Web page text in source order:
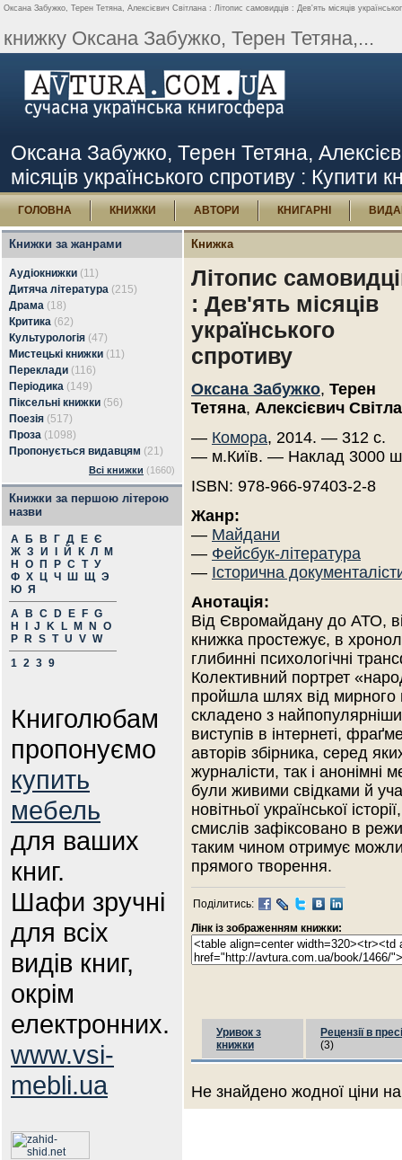
Оксана Забужко, Терен Тетяна, Алексієвич Світлана : Літопис самовидців : Дев'ять місяців
книжку Оксана Забужко, Терен Тетяна,...
Оксана Забужко, Терен Тетяна,
місяців українського спротиву : Купити
ГОЛОВНА КНИЖКИ АВТОРИ КНИГАРНІ
Книжки за жанрами
Аудіокнижки (11)
Дитяча література (215)
Драма (18)
Критика (62)
Культурологія (47)
Мистецькі книжки (11)
Переклади (116)
Періодика (149)
Піксельні книжки (56)
Поезія (517)
Проза (1098)
Пропонується видавцям (21)
Всі книжки (1660)
Книжки за першою літерою
назви
А Б В Г Д Е Є
Ж З И Й К Л
М
Н
О П Р С Т У
Ф Х Ц Ч Ш Щ Э
Ю Я
A
B C D E F G
H
J K L M N
O
P
R S T U V W
1 2 3 9
Книголюбам
пропонуємо
купить
мебель
для ваших
книг.
Шафи зручні
для всіх
видів книг,
окрім
електронних.
www.vsi-
mebli.ua
Книжка
Літопис
: Дев'ять місяців
українського
спротиву
Оксана Забужко, Терен
Тетяна, Алексієвич
— Комора, 2014. — 312 с.
— м.Київ. — Наклад 3000
ISBN: 978-966-97403-2-8
Жанр:
— Майдани
— Фейсбук-література
— Історична
Анотація:
Від Євромайдану до АТО,
книжка простежує, в
глибинні психологічні
Колективний портрет
пройшла шлях від мирного
складено з
виступів в інтернеті,
авторів збірника, серед
журналісти, так і анонімні
були живими свідками й
новітньої української
смислів зафіксовано в
таким чином отримує
прямого творення.
Поділитись:
Лінк із зображенням книжки:
Уривок з
книжки
Рецензії в пресі
(3)
Не знайдено жодної ціни